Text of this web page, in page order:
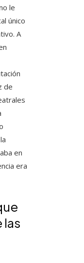
le
único
A
de
en
era
las